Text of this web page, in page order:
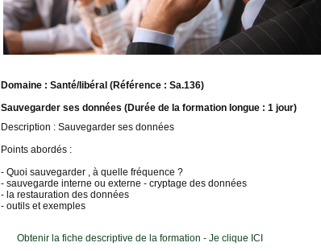
Domaine : Santé/libéral (Référence : Sa.136)
Sauvegarder ses données (Durée de la formation longue : 1 jour)
Description : Sauvegarder ses données
Points abordés :
- Quoi sauvegarder , à quelle fréquence ?
- sauvegarde interne ou externe - cryptage des données
- la restauration des données
- outils et exemples
Obtenir la fiche descriptive de la formation - Je clique ICI